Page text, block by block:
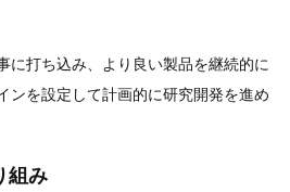
に打ち込み、より良い製品を継続的に
ンを設定して計画的に研究開発を進め
組み